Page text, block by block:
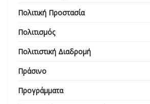
Πολιτική Προστασία
Πολιτισμός
Πολιτιστική Διαδρομή
Πράσινο
Προγράμματα